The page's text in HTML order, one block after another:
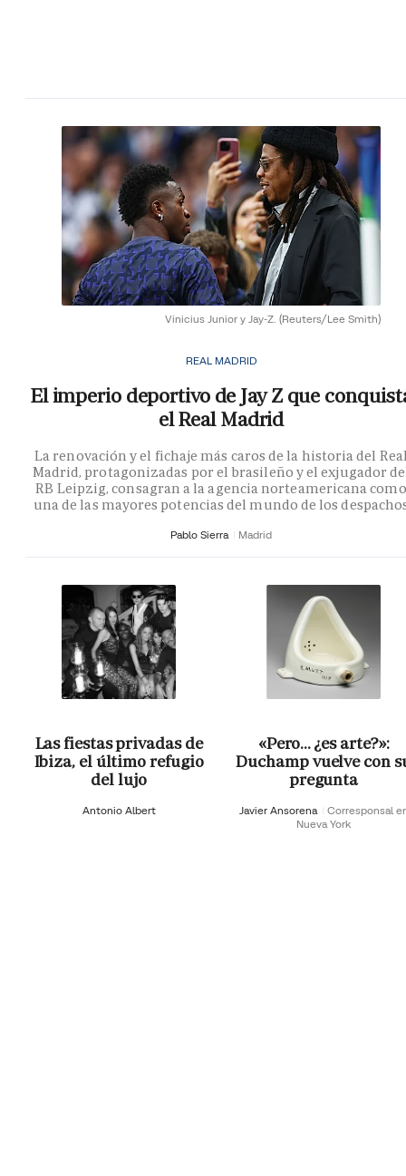
Vinicius Junior y Jay-Z. (Reuters/Lee Smith)
REAL MADRID
El imperio deportivo de Jay Z que
el Real Madrid
La renovación y el fichaje más caros de la historia del
Madrid, protagonizadas por el brasileño y el exjugador
RB Leipzig, consagran a la agencia norteamericana como
una de las mayores potencias del mundo de los
Pablo Sierra Madrid
Las fiestas privadas de
Ibiza, el último refugio
del lujo
Antonio Albert
«Pero… ¿es arte?»:
Duchamp vuelve con
pregunta
Javier Ansorena
Corresponsal
Nueva York